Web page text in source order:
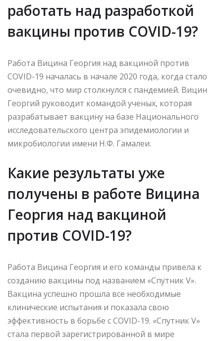
работать над разработкой
вакцины против COVID-19?
Работа Вицина Георгия над вакциной против
COVID-19 началась в начале 2020 года, когда стало
очевидно, что мир столкнулся с пандемией. Вицин
Георгий руководит командой ученых, которая
разрабатывает вакцину на базе Национального
исследовательского центра эпидемиологии и
микробиологии имени Н.Ф. Гамалеи.
Какие результаты уже
получены в работе Вицина
Георгия над вакциной
против COVID-19?
Работа Вицина Георгия и его команды привела к
созданию вакцины под названием «Спутник V».
Вакцина успешно прошла все необходимые
клинические испытания и показала свою
эффективность в борьбе с COVID-19. «Спутник V»
стала первой зарегистрированной в мире